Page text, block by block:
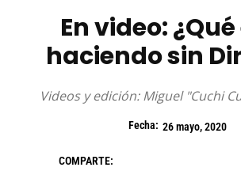
En video:
haciendo sin
Videos y edición: Miguel "Cuchi
Fecha: 26 mayo, 2020
COMPARTE: